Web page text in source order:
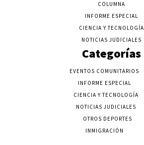
COLUMNA
INFORME ESPECIAL
CIENCIA Y TECNOLOGÍA
NOTICIAS JUDICIALES
Categorías
EVENTOS COMUNITARIOS
INFORME ESPECIAL
CIENCIA Y TECNOLOGÍA
NOTICIAS JUDICIALES
OTROS DEPORTES
INMIGRACIÓN